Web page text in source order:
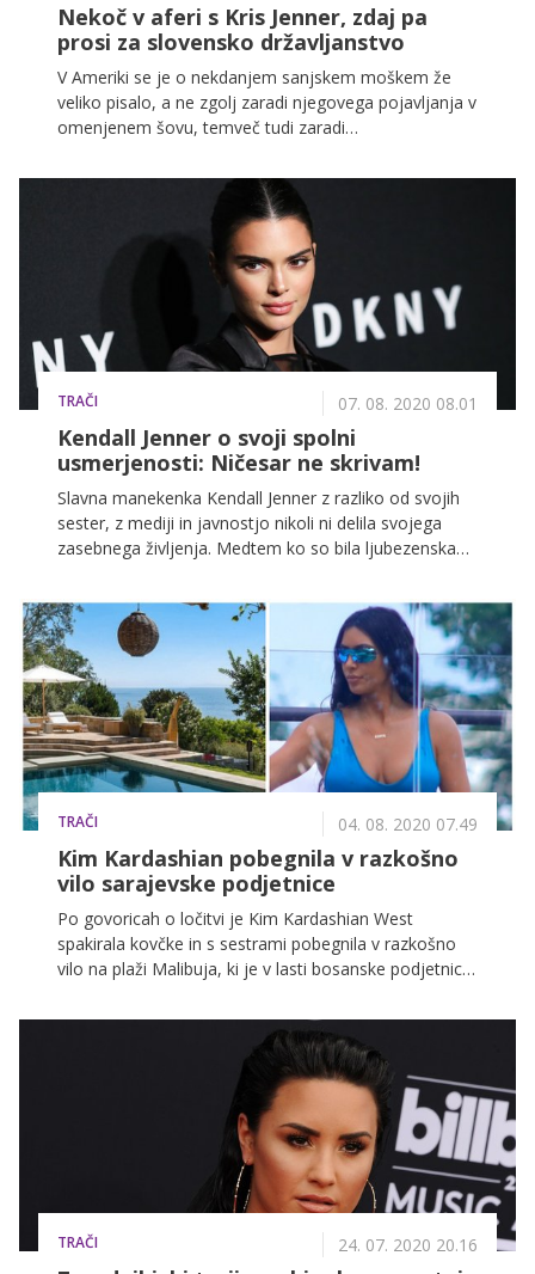
Nekoč v aferi s Kris Jenner, zdaj pa
prosi za slovensko državljanstvo
V Ameriki se je o nekdanjem sanjskem moškem že
veliko pisalo, a ne zgolj zaradi njegovega pojavljanja v
omenjenem šovu, temveč tudi zaradi
mamo sester Kardashian in Jenner. Še več, ameriški
mediji so namigovali, da sta se Ben Flajnik in Kris
Jenner, med katerima je kar 27 let razlike, celo
ljubezensko zapletla.
TRAČI 07. 08. 2020 08.01
Kendall Jenner o svoji spolni
usmerjenosti: Ničesar ne skrivam!
Slavna manekenka Kendall Jenner z razliko od svojih
sester, z mediji in javnostjo nikoli ni delila svojega
zasebnega življenja. Medtem ko so bila ljubezenska
tema za svetovne medije, pa je bila Kendall glede
tega, s kom se videva, zelo skrivnostna. Zato so se
pojavila tudi namigovanja, da naj bi bila zvezdnica
istospolno usmerjena, o čemer je sedaj tudi iskreno
spregovorila v novem intervjuju za Vogue.
TRAČI 04. 08. 2020 07.49
Kim Kardashian pobegnila v razkošno
vilo sarajevske podjetnice
Po govoricah o ločitvi je Kim Kardashian West
spakirala kovčke in s sestrami pobegnila v razkošno
vilo na plaži Malibuja, ki je v lasti bosanske podjetnice
sicer trenutno prodaja.
TRAČI 24. 07. 2020 20.16